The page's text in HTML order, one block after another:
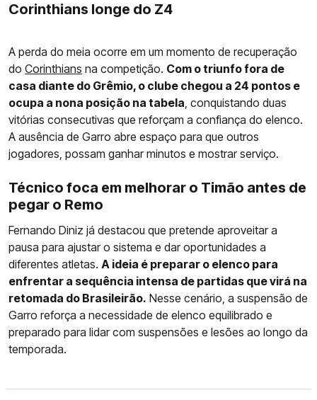
Corinthians longe do Z4
A perda do meia ocorre em um momento de recuperação
do Corinthians na competição. Com o triunfo fora de
casa diante do Grêmio, o clube chegou a 24 pontos e
ocupa a nona posição na tabela, conquistando duas
vitórias consecutivas que reforçam a confiança do elenco.
A ausência de Garro abre espaço para que outros
jogadores, possam ganhar minutos e mostrar serviço.
Técnico foca em melhorar o Timão antes de
pegar o Remo
Fernando Diniz já destacou que pretende aproveitar a
pausa para ajustar o sistema e dar oportunidades a
diferentes atletas. A ideia é preparar o elenco para
enfrentar a sequência intensa de partidas que virá na
retomada do Brasileirão. Nesse cenário, a suspensão de
Garro reforça a necessidade de elenco equilibrado e
preparado para lidar com suspensões e lesões ao longo da
temporada.